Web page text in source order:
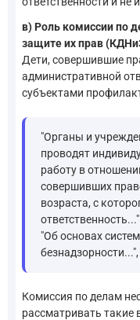
в) Роль комиссии по
защите их прав
Дети, совершившие
административной
субъектами
"Органы и
проводят
работу в
совершивших
возраста, с
"Об основах
Комиссия по делам
рассматривать